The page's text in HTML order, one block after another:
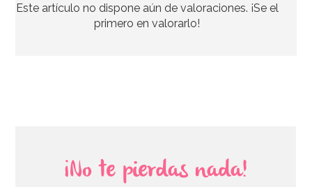
2,00€
Este artículo no dispone aún de valoraciones. ¡Se el
primero en valorarlo!
¡No te pierdas nada!